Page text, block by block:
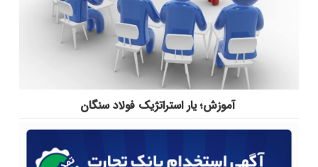
آموزش؛ یار استراتژیک فولاد سنگان